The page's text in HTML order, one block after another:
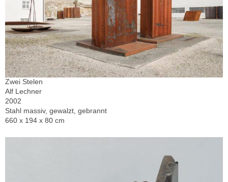
Zwei Stelen
Alf Lechner
2002
Stahl massiv, gewalzt, gebrannt
660 x 194 x 80 cm